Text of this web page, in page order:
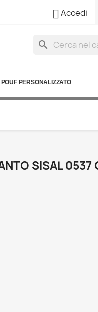
Accedi
search
POUF PERSONALIZZATO
SISAL